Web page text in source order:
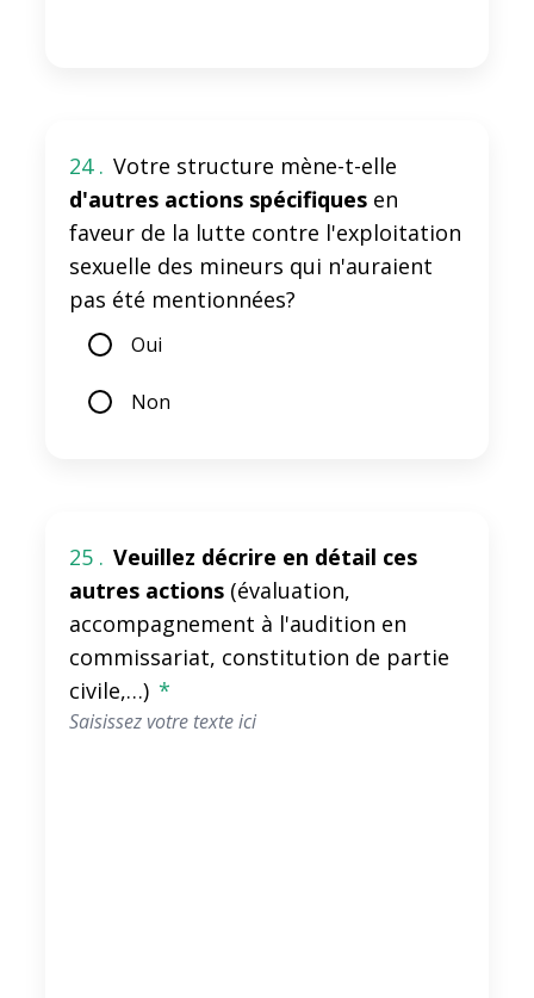
24 . Votre structure mène-t-elle
d'autres actions spécifiques en
faveur de la lutte contre l'exploitation
sexuelle des mineurs qui n'auraient
pas été mentionnées?
Oui
Non
25 . Veuillez décrire en détail ces
autres actions (évaluation,
accompagnement à l'audition en
commissariat, constitution de partie
civile,…) *